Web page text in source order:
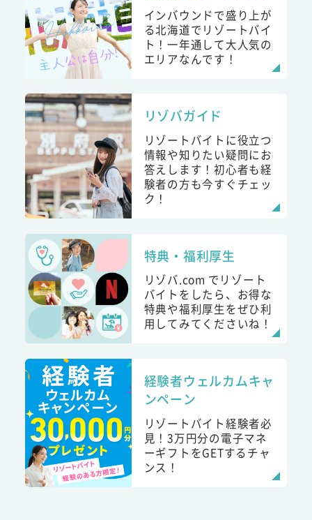
インバウンドで盛り上が
る北海道でリゾートバイ
ト！一年通して大人気の
エリアなんです！
リゾバガイド
リゾートバイトに役立つ
情報や知りたい疑問にお
答えします！初心者も経
験者の方も今すぐチェッ
ク！
特典・福利厚生
リゾバ.com でリゾート
バイトをしたら、お得な
特典や福利厚生をぜひ利
用してみてくださいね！
経験者ウェルカムキャ
ンペーン
リゾートバイト経験者必
見！3万円分の電子マネ
ーギフトをGETするチャ
ンス！